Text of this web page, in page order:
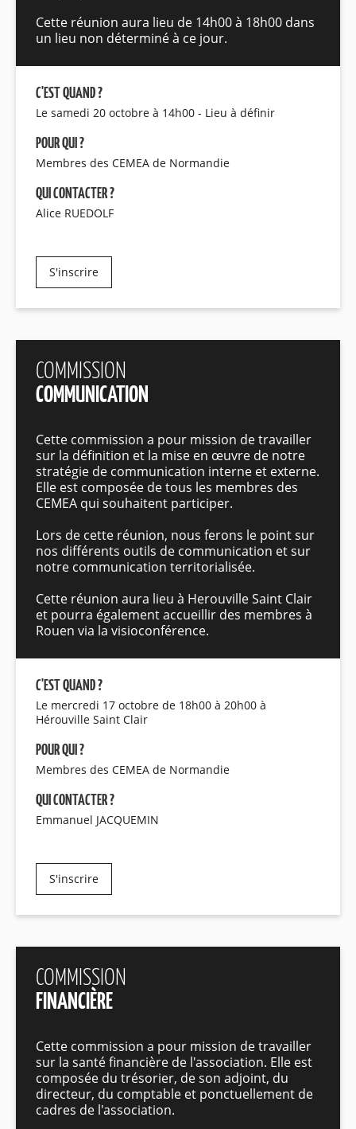
Cette réunion aura lieu de 14h00 à 18h00 dans
un lieu non déterminé à ce jour.
C'EST QUAND ?
Le samedi 20 octobre à 14h00 - Lieu à définir
POUR QUI ?
Membres des CEMEA de Normandie
QUI CONTACTER ?
Alice RUEDOLF
S'inscrire
COMMISSION
COMMUNICATION
Cette commission a pour mission de travailler
sur la définition et la mise en œuvre de notre
stratégie de communication interne et externe.
Elle est composée de tous les membres des
CEMEA qui souhaitent participer.
Lors de cette réunion, nous ferons le point sur
nos différents outils de communication et sur
notre communication territorialisée.
Cette réunion aura lieu à Herouville Saint Clair
et pourra également accueillir des membres à
Rouen via la visioconférence.
C'EST QUAND ?
Le mercredi 17 octobre de 18h00 à 20h00 à
Hérouville Saint Clair
POUR QUI ?
Membres des CEMEA de Normandie
QUI CONTACTER ?
Emmanuel JACQUEMIN
S'inscrire
COMMISSION
FINANCIÈRE
Cette commission a pour mission de travailler
sur la santé financière de l'association. Elle est
composée du trésorier, de son adjoint, du
directeur, du comptable et ponctuellement de
cadres de l'association.